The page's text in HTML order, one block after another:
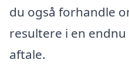
du også forhandle
resultere i en
aftale.